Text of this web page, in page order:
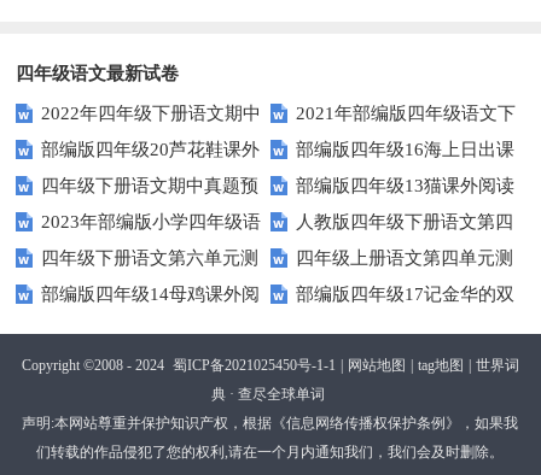
四年级语文最新试卷
2022年四年级下册语文期中
素养评价卷（含答案）
2021年部编版四年级语文下
册句子专项练习题及答案
部编版四年级20芦花鞋课外
阅读练习题及答案
部编版四年级16海上日出课
外阅读练习题及答案
四年级下册语文期中真题预
测卷（6)（人教部编版，含答
案）
部编版四年级13猫课外阅读
练习题及答案
2023年部编版小学四年级语
文下学期第五单元测试卷
人教版四年级下册语文第四
单元测试卷及答案
四年级下册语文第六单元测
试题及答案
四年级上册语文第四单元测
试卷.1
部编版四年级14母鸡课外阅
读练习题及答案
部编版四年级17记金华的双
龙洞课外阅读练习题及答案
Copyright ©2008 - 2024 蜀ICP备2021025450号-1-1 | 网站地图 | tag地图 | 世界词
典 · 查尽全球单词
声明:本网站尊重并保护知识产权，根据《信息网络传播权保护条例》，如果我
们转载的作品侵犯了您的权利,请在一个月内通知我们，我们会及时删除。